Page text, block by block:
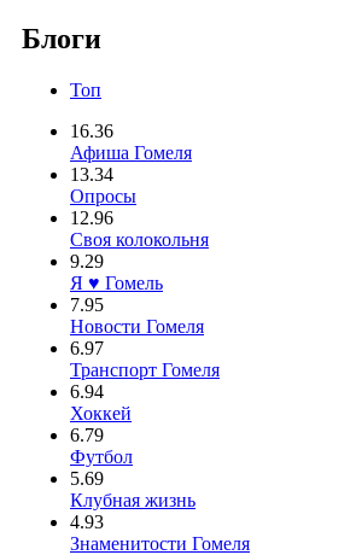
Блоги
Топ
16.36
Афиша Гомеля
13.34
Опросы
12.96
Своя колокольня
9.29
Я ♥ Гомель
7.95
Новости Гомеля
6.97
Транспорт Гомеля
6.94
Хоккей
6.79
Футбол
5.69
Клубная жизнь
4.93
Знаменитости Гомеля